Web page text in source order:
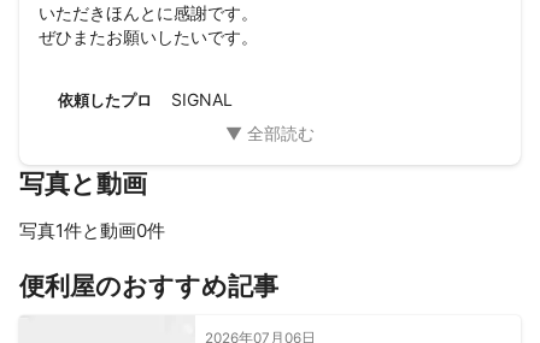
いただきほんとに感謝です。
ぜひまたお願いしたいです。
依頼したプロ SIGNAL
写真と動画
写真1件と動画0件
便利屋のおすすめ記事
2026年07月06日